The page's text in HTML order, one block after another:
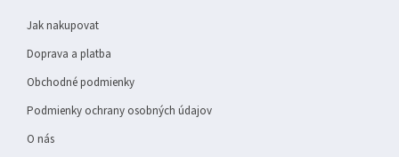
Jak nakupovat
Doprava a platba
Obchodné podmienky
Podmienky ochrany osobných údajov
O nás